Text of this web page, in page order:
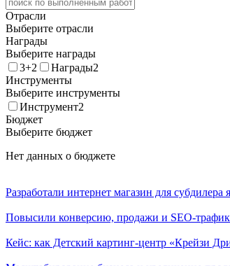
Отрасли
Выберите отрасли
Награды
Выберите награды
3+2
Награды2
Инструменты
Выберите инструменты
Инструмент2
Бюджет
Выберите бюджет
Нет данных о бюджете
Разработали интернет магазин для
Повысили конверсию, продажи и SEO-трафик
Кейс: как Детский картинг-центр «Крейзи